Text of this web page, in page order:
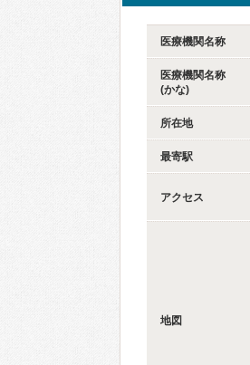
医療機関名称
医療機関名称
(かな)
所在地
最寄駅
アクセス
地図